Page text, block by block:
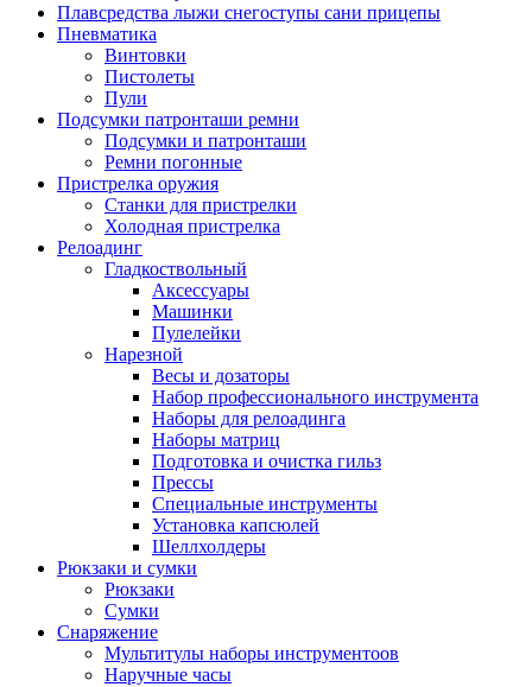
Плавсредства лыжи снегоступы сани прицепы
Пневматика
Винтовки
Пистолеты
Пули
Подсумки патронташи ремни
Подсумки и патронташи
Ремни погонные
Пристрелка оружия
Станки для пристрелки
Холодная пристрелка
Релоадинг
Гладкоствольный
Аксессуары
Машинки
Пулелейки
Нарезной
Весы и дозаторы
Набор профессионального инструмента
Наборы для релоадинга
Наборы матриц
Подготовка и очистка гильз
Прессы
Специальные инструменты
Установка капсюлей
Шеллхолдеры
Рюкзаки и сумки
Рюкзаки
Сумки
Снаряжение
Мультитулы наборы инструментоов
Наручные часы